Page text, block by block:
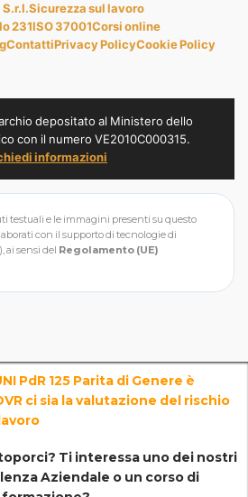
S.r.l.Sicurezza sul lavoro
231ISO 37001Corsi online
ContattiPrivacy PolicyCookie Policy
depositato al Ministero dello
con il numero VE2010C000315.
informazioni
testuali e le immagini presenti su questo
con il supporto di tecnologie di
ai sensi del Regolamento (UE)
PdR 125 Parita di Genere è
ci sia la valutazione del rischio
Ti interessa uno dei nostri
Aziendale o un corso di